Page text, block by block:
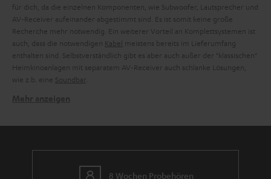
für dich, da die einzelnen Komponenten, wie Subwoofer, Lautsprecher und
AV-Receiver aufeinander abgestimmt sind. Es ist somit keine große
Recherche mehr notwendig. Ein weiterer Vorteil an Komplettsystemen ist
auch, dass die notwendigen
Kabel meistens bereits im Lieferumfang
enthalten sind. Selbstverständlich gibt es aber auch außer der "klassischen"
Heimkinoanlagen mit separatem AV-Receiver auch schlanke Lösungen,
wie z.b. eine Soundbar
Soundbar oder 5.1-System: Wer spielt wann seine Stärken aus?
Dipol-Lautsprecher: Effekte durch Surround-Sound-Spezialisten
8 Wochen Probehören